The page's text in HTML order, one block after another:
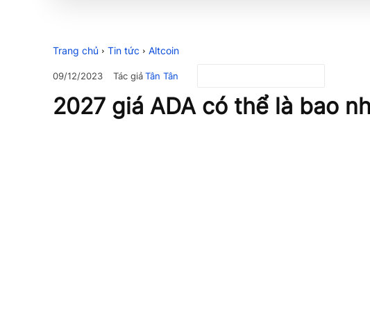
Trang chủ Tin tức Altcoin
09/12/2023 Tác giảTân Tân
2027 giá ADA có thể là bao